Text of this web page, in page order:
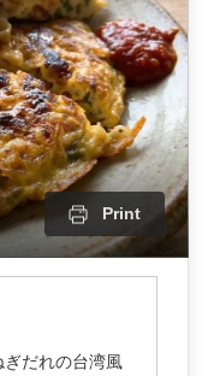
Print
ぎだれの台湾風